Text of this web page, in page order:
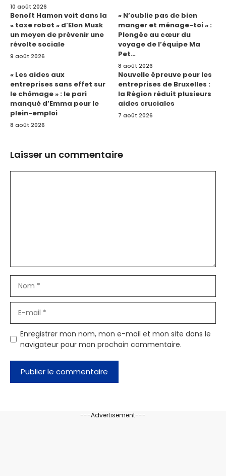
10 août 2026
Benoît Hamon voit dans la
« taxe robot » d’Elon Musk
un moyen de prévenir une
révolte sociale
9 août 2026
« N’oublie pas de bien
manger et ménage-toi » :
Plongée au cœur du
voyage de l’équipe Ma
Pet…
8 août 2026
« Les aides aux
entreprises sans effet sur
le chômage » : le pari
manqué d’Emma pour le
plein-emploi
8 août 2026
Nouvelle épreuve pour les
entreprises de Bruxelles :
la Région réduit plusieurs
aides cruciales
7 août 2026
Laisser un commentaire
mail
Enregistrer mon nom, mon e-mail et mon site dans le
navigateur pour mon prochain commentaire.
---Advertisement---